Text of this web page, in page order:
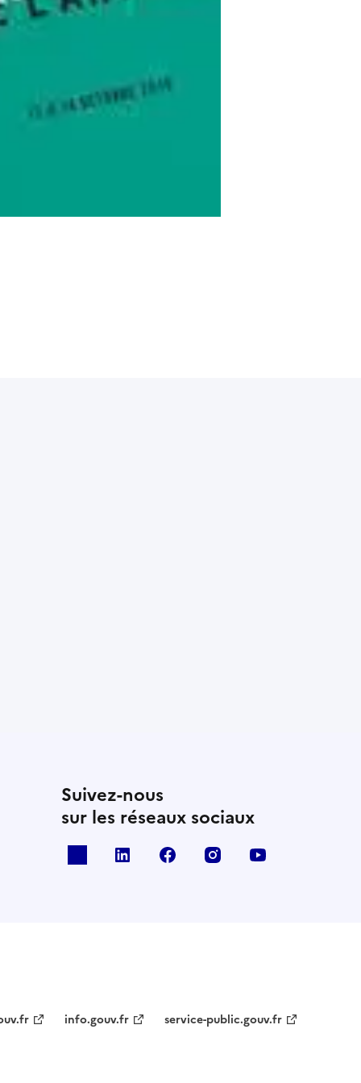
Suivez-nous
sur les réseaux sociaux
linkedin facebook instagram
info.gouv.fr service-public.gouv.fr